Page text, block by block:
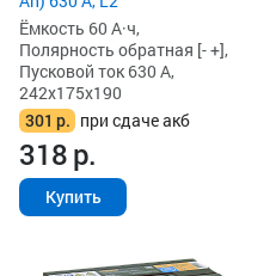
Ёмкость 60 А·ч,
Полярность обратная [- +],
Пусковой ток 630 А,
242x175x190
301 р. при сдаче акб
318р.
Купить